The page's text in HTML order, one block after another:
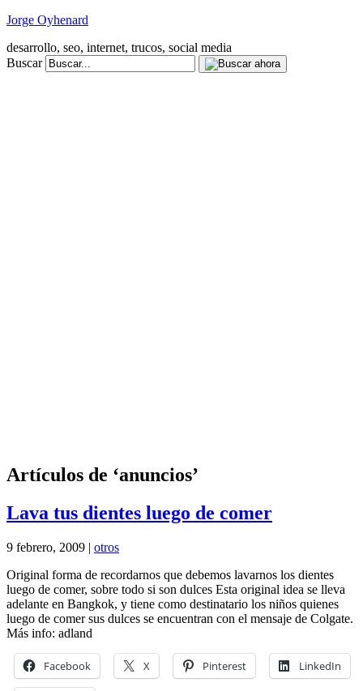
Jorge Oyhenard
desarrollo, seo, internet, trucos, social media
Buscar
Artículos de ‘anuncios’
Lava tus dientes luego de comer
9 febrero, 2009 | otros
Original forma de recordarnos que debemos lavarnos los dientes
luego de comer, sobre todo si son dulces Esta original idea se lleva
adelante en Bangkok, y tiene como destinatario los niños quienes
luego de comer sus dulces se encuentran con el mensaje de Colgate.
Más info: adland
Facebook X Pinterest LinkedIn